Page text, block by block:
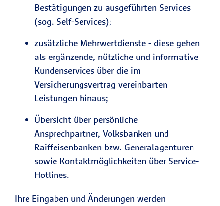
Bestätigungen zu ausgeführten Services
(sog. Self-Services);
zusätzliche Mehrwertdienste - diese gehen
als ergänzende, nützliche und informative
Kundenservices über die im
Versicherungsvertrag vereinbarten
Leistungen hinaus;
Übersicht über persönliche
Ansprechpartner, Volksbanken und
Raiffeisenbanken bzw. Generalagenturen
sowie Kontaktmöglichkeiten über Service-
Hotlines.
Ihre Eingaben und Änderungen werden